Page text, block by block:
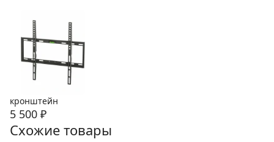
кронштейн
5 500 ₽
Схожие товары